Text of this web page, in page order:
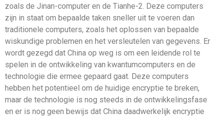
zoals de Jinan-computer en de Tianhe-2. Deze computers
zijn in staat om bepaalde taken sneller uit te voeren dan
traditionele computers, zoals het oplossen van bepaalde
wiskundige problemen en het versleutelen van gegevens. Er
wordt gezegd dat China op weg is om een ​​leidende rol te
spelen in de ontwikkeling van kwantumcomputers en de
technologie die ermee gepaard gaat. Deze computers
hebben het potentieel om de huidige encryptie te breken,
maar de technologie is nog steeds in de ontwikkelingsfase
en er is nog geen bewijs dat China daadwerkelijk encryptie